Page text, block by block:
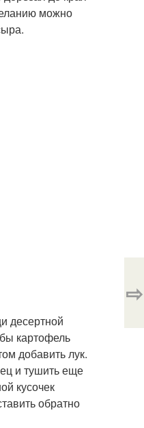
можно
десертной
картофель
добавить лук.
и тушить еще
кусочек
обратно
⇨